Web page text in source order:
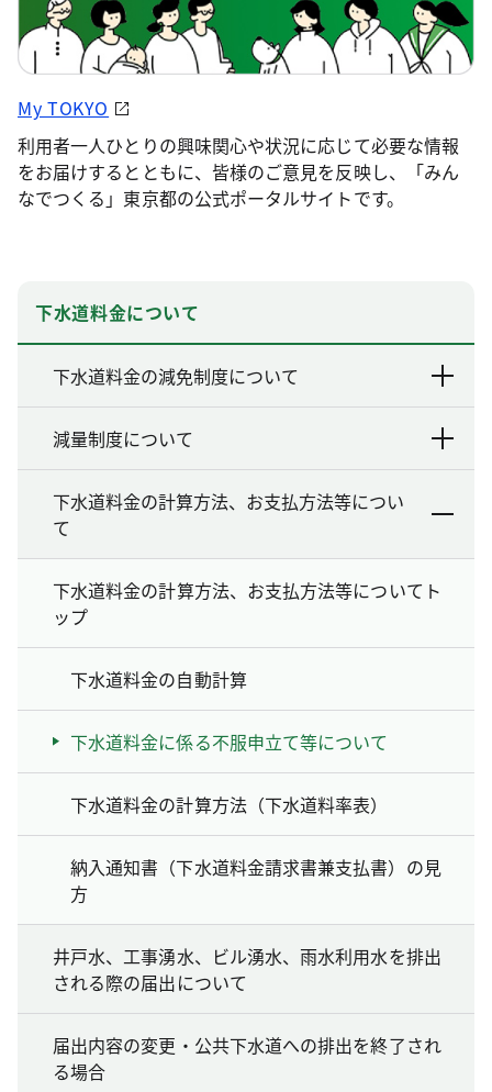
My TOKYO
利用者一人ひとりの興味関心や状況に応じて必要な情報
をお届けするとともに、皆様のご意見を反映し、「みん
なでつくる」東京都の公式ポータルサイトです。
下水道料金について
下水道料金の減免制度について
減量制度について
下水道料金の計算方法、お支払方法等につい
て
下水道料金の計算方法、お支払方法等についてト
ップ
下水道料金の自動計算
下水道料金に係る不服申立て等について
下水道料金の計算方法（下水道料率表）
納入通知書（下水道料金請求書兼支払書）の見
方
井戸水、工事湧水、ビル湧水、雨水利用水を排出
される際の届出について
届出内容の変更・公共下水道への排出を終了され
る場合